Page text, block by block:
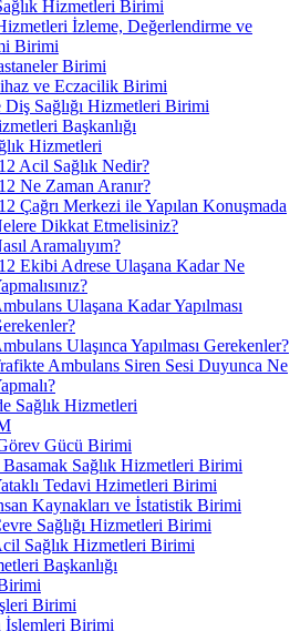
Hizmetleri Birimi
İzleme, Değerlendirme ve
Birimi
Birimi
ve Eczacilik Birimi
Diş Sağlığı Hizmetleri Birimi
Başkanlığı
Hizmetleri
Acil Sağlık Nedir?
Ne Zaman Aranır?
Çağrı Merkezi ile Yapılan Konuşmada
Dikkat Etmelisiniz?
Aramalıyım?
Ekibi Adrese Ulaşana Kadar Ne
Ulaşana Kadar Yapılması
Ulaşınca Yapılması Gerekenler?
Ambulans Siren Sesi Duyunca Ne
Sağlık Hizmetleri
Gücü Birimi
Basamak Sağlık Hizmetleri Birimi
Tedavi Hzimetleri Birimi
Kaynakları ve İstatistik Birimi
Sağlığı Hizmetleri Birimi
Sağlık Hizmetleri Birimi
Başkanlığı
Birimi
İşlemleri Birimi